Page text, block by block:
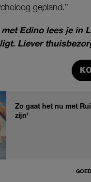
gepland.”
Edino lees je in
Liever
Zo gaat het nu met
zijn'